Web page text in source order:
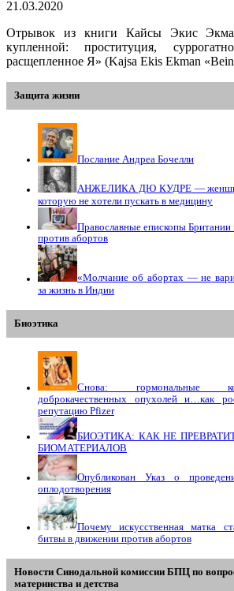
21.03.2020
Отрывок из книги Кайсы Экис
купленной: проституция,
расщепленное Я» (Kajsa Ekis Ekman
Защита жизни
Послание Андреа Бочелли
АНЖЕЛИКА ДЮ КУДРЕ —
которую не хотели пускать в медицину
Православные епископы
против абортов
«Молчание об абортах — не
за жизнь в Индии
Биоэтика
Снова: гормональные
доброкачественных опухолей и…как
репутацию Pfizer
БИОЭТИКА: КАК НЕ
БИОМАТЕРИАЛОВ
Опубликован Указ о
оплодотворения
Почему искусственная матка
битвы в движении против абортов
Новости Синодальной комиссии БПЦ по
материнства и детства